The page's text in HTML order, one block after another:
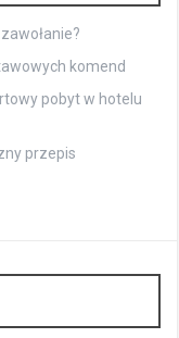
komend
pobyt w hotelu
przepis